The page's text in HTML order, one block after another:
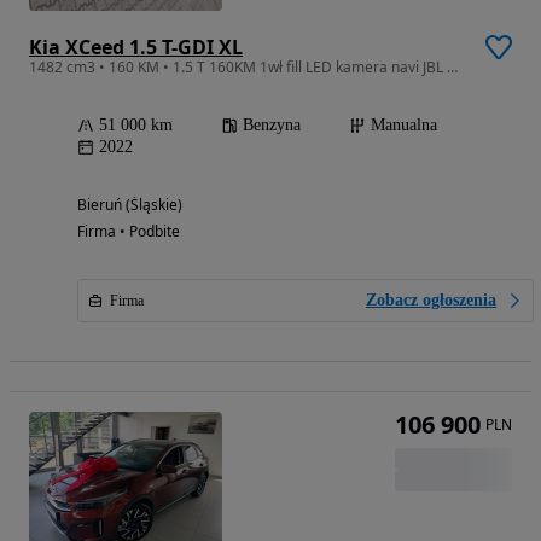
Kia XCeed 1.5 T-GDI XL
1482 cm3 • 160 KM • 1.5 T 160KM 1wł fill LED kamera navi JBL Gwarancja 02.2029!! Piękna!!
51 000 km Benzyna
Manualna
2022
Bieruń (Śląskie)
Firma • Podbite
Firma Zobacz ogłoszenia
106 900 PLN